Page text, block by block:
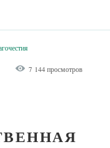
7 144 просмотров